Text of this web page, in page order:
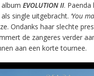
EVOLUTION II. Paenda
single uitgebracht. ‘You
Ondanks haar slechte
de zangeres verder
aan een korte tournee.